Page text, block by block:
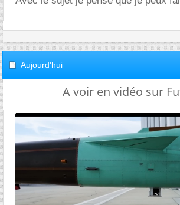
Aujourd'hui
A voir en vidéo sur